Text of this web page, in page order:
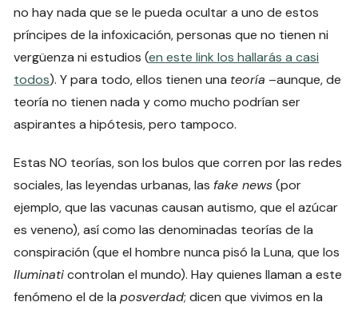
no hay nada que se le pueda ocultar a uno de estos
príncipes de la infoxicación, personas que no tienen ni
vergüenza ni estudios (en este link los hallarás a casi
todos). Y para todo, ellos tienen una teoría –aunque, de
teoría no tienen nada y como mucho podrían ser
aspirantes a hipótesis, pero tampoco.
Estas NO teorías, son los bulos que corren por las redes
sociales, las leyendas urbanas, las fake news(por
ejemplo, que las vacunas causan autismo, que el azúcar
es veneno), así como las denominadas teorías de la
conspiración (que el hombre nunca pisó la Luna, que los
Iluminaticontrolan el mundo). Hay quienes llaman a este
fenómeno el de laposverdad; dicen que vivimos en la